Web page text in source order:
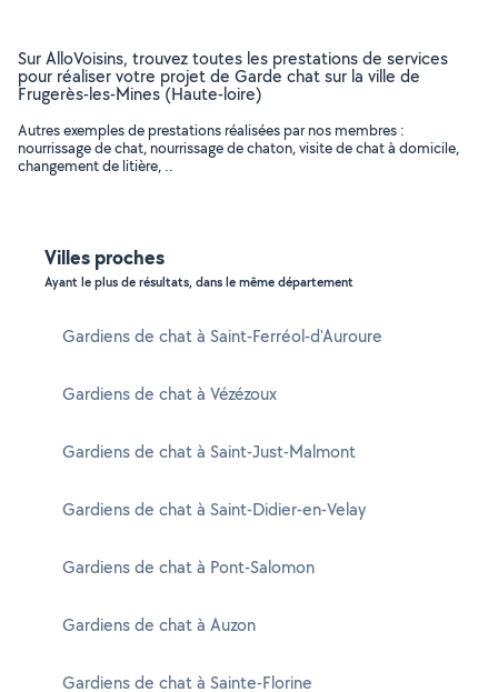
Sur AlloVoisins, trouvez toutes les prestations de services
pour réaliser votre projet de Garde chat sur la ville de
Frugerès-les-Mines (Haute-loire)
Autres exemples de prestations réalisées par nos membres :
nourrissage de chat, nourrissage de chaton, visite de chat à domicile,
changement de litière, ..
Villes proches
Ayant le plus de résultats, dans le même département
Gardiens de chat à Saint-Ferréol-d'Auroure
Gardiens de chat à Vézézoux
Gardiens de chat à Saint-Just-Malmont
Gardiens de chat à Saint-Didier-en-Velay
Gardiens de chat à Pont-Salomon
Gardiens de chat à Auzon
Gardiens de chat à Sainte-Florine